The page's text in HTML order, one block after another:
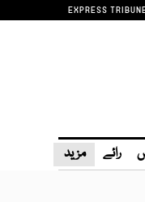
EXPRESS
رائے مزید